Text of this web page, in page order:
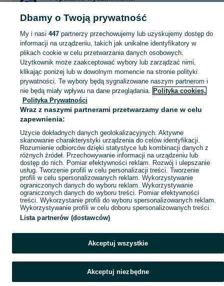
belki dachowe mazda krzeptów stolik kawowy prostokątny
Skorzystaj z największego serwisu ogłoszeniowego - Krzeptów i okolice! Kupuj to, czego pragniesz i sprzedawaj to, czego już nie potrzebujesz!
Mapa kategorii
Mapa miejscowości
Mapa ministron
Popularne wyszukiwania
Dbamy o Twoją prywatność
My i nasi 447partnerzy przechowujemy lub uzyskujemy dostęp do
informacji na urządzeniu, takich jak unikalne identyfikatory w
plikach cookie w celu przetwarzania danych osobowych.
Użytkownik może zaakceptować wybory lub zarządzać nimi,
klikając poniżej lub w dowolnym momencie na stronie polityki
prywatności. Te wybory będą sygnalizowane naszym partnerom i
nie będą miały wpływu na dane przeglądania. Polityka cookies,
Polityka Prywatności
Wraz z naszymi partnerami przetwarzamy dane w celu
zapewnienia:
Użycie dokładnych danych geolokalizacyjnych. Aktywne
skanowanie charakterystyki urządzenia do celów identyfikacji.
Rozumienie odbiorców dzięki statystyce lub kombinacji danych z
różnych źródeł. Przechowywanie informacji na urządzeniu lub
dostęp do nich. Pomiar efektywności reklam. Rozwój i ulepszanie
usług. Tworzenie profili w celu personalizacji treści. Tworzenie
profili w celu spersonalizowanych reklam. Wykorzystywanie
ograniczonych danych do wyboru reklam. Wykorzystywanie
ograniczonych danych do wyboru treści. Pomiar efektywności
treści. Wykorzystanie profili do wyboru spersonalizowanych reklam.
Wykorzystywanie profili w celu doboru spersonalizowanych treści.
Lista partnerów (dostawców)
Akceptuj wszystkie
Akceptuj niezbędne